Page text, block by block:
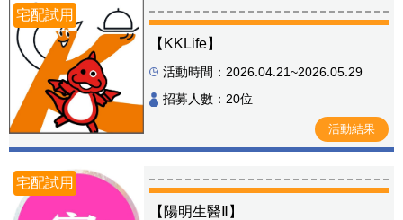
宅配試用
【KKLife】
活動時間：2026.04.21~2026.05.29
招募人數：20位
活動結果
宅配試用
【陽明生醫Ⅱ】